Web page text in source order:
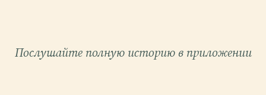
Послушайте полную историю в приложении